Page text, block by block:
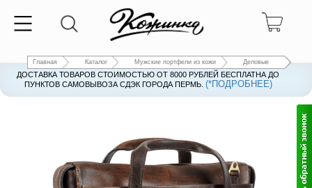
Главная Каталог Мужские портфели из кожи Деловые
ДОСТАВКА ТОВАРОВ СТОИМОСТЬЮ ОТ 8000 РУБЛЕЙ БЕСПЛАТНА ДО
ПУНКТОВ САМОВЫВОЗА СДЭК ГОРОДА ПЕРМЬ. (*ПОДРОБНЕЕ)